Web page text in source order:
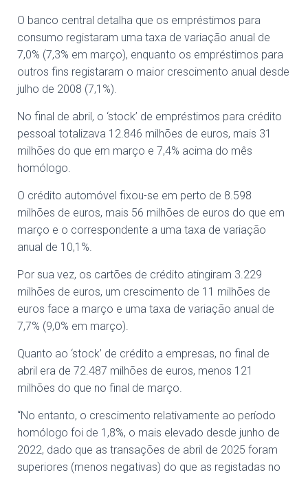
O banco central detalha que os empréstimos para
consumo registaram uma taxa de variação anual de
7,0% (7,3% em março), enquanto os empréstimos para
outros fins registaram o maior crescimento anual desde
julho de 2008 (7,1%).
No final de abril, o ‘stock’ de empréstimos para crédito
pessoal totalizava 12.846 milhões de euros, mais 31
milhões do que em março e 7,4% acima do mês
homólogo.
O crédito automóvel fixou-se em perto de 8.598
milhões de euros, mais 56 milhões de euros do que em
março e o correspondente a uma taxa de variação
anual de 10,1%.
Por sua vez, os cartões de crédito atingiram 3.229
milhões de euros, um crescimento de 11 milhões de
euros face a março e uma taxa de variação anual de
7,7% (9,0% em março).
Quanto ao ‘stock’ de crédito a empresas, no final de
abril era de 72.487 milhões de euros, menos 121
milhões do que no final de março.
“No entanto, o crescimento relativamente ao período
homólogo foi de 1,8%, o mais elevado desde junho de
2022, dado que as transações de abril de 2025 foram
superiores (menos negativas) do que as registadas no